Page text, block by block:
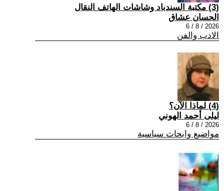
(3) مكتبة السندباد وشاشات الهاتف النقال
الحسان عشاق
2026 / 8 / 6
الادب والفن
(4) لماذا الآن؟
ليلى أحمد الهوني
2026 / 8 / 6
مواضيع وابحاث سياسية